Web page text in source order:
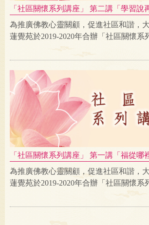
「社區關懷系列講座」 第二講「學習說
為推廣佛教心靈關顧，促進社區和諧，
蓮覺苑於2019-2020年合辦「社區關懷系
「社區關懷系列講座」 第一講「福從哪
為推廣佛教心靈關顧，促進社區和諧，
蓮覺苑於2019-2020年合辦「社區關懷系